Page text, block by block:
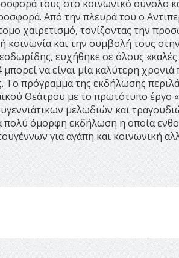
τους στο κοινωνικό σύνολο
Από την πλευρά του ο
χαιρετισμό, τονίζοντας την
κοινωνία και την συμβολή τους
ευχήθηκε σε όλους «καλές
μπορεί να είναι μία καλύτερη
πρόγραμμα της εκδήλωσης
Θεάτρου με το πρωτότυπο έργο
μελωδιών και
πολύ όμορφη εκδήλωση η οποία
για αγάπη και κοινωνική